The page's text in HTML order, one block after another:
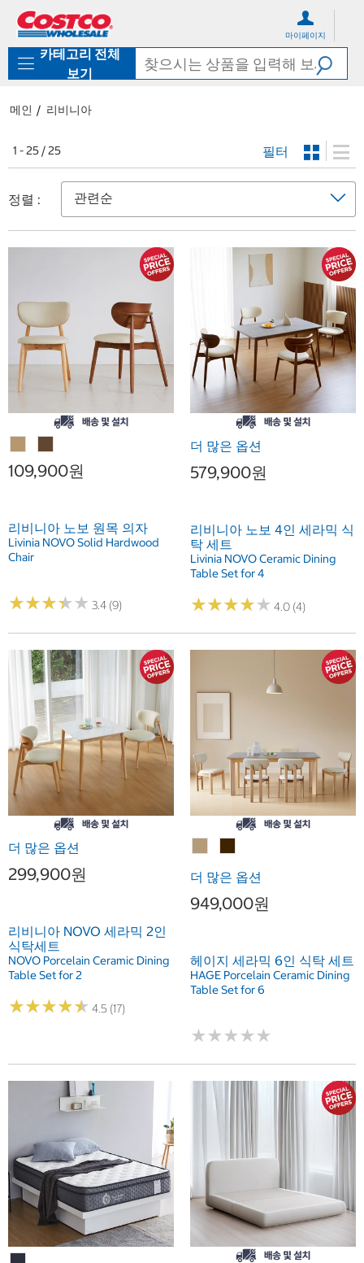
로
기
가
마이페이지
카테고리 전체
보기
메인 리비니아
1 - 25 / 25 필터
정렬 :
109,900원
리비니아 노보 원목 의자
Livinia NOVO Solid Hardwood
Chair
★★★★★
★★★★★ 3.4 (9)
더 많은 옵션
579,900원
리비니아 노보 4인 세라믹 식
탁 세트
Livinia NOVO Ceramic Dining
Table Set for 4
★★★★★
★★★★★ 4.0 (4)
더 많은 옵션
299,900원
리비니아 NOVO 세라믹 2인
식탁세트
NOVO Porcelain Ceramic Dining
Table Set for 2
★★★★★
★★★★★ 4.5 (17)
더 많은 옵션
949,000원
헤이지 세라믹 6인 식탁 세트
HAGE Porcelain Ceramic Dining
Table Set for 6
★★★★★
★★★★★